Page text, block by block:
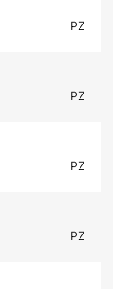
PZ
PZ
PZ
PZ